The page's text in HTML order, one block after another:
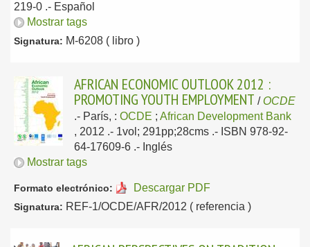
219-0 .- Español
Mostrar tags
Signatura: M-6208 ( libro )
AFRICAN ECONOMIC OUTLOOK 2012 :
PROMOTING YOUTH EMPLOYMENT / OCDE
.- París, : OCDE ; African Development Bank
, 2012 .- 1vol; 291pp;28cms .- ISBN 978-92-
64-17609-6 .- Inglés
Mostrar tags
Formato electrónico: Descargar PDF
Signatura: REF-1/OCDE/AFR/2012 ( referencia )